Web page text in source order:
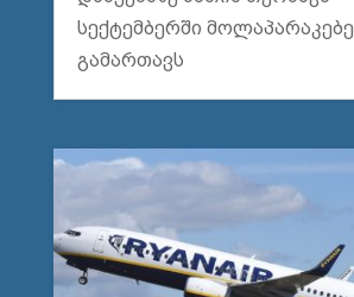
სექტემბერში
გამართავს